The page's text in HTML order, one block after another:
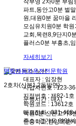
작부영 2차0분 부림
파트,동안고0분 벌
원,대원0분 꿈마을
모심유치원0분 학원
교회,목련8,9단지 0분
플러스0분 부흥초,
자세히보기
2호차(산본1,2동방면)-
운행시간 : 매시
학원0분산본고가3
란중학교,한양목련
명학자동차운전전문학원
대표자 : 임장현
사업자번호 : 123-
지정번호 : 제82-1
학원코드 : 13612호
대표전화 : 031-
주소 : 경기도 안양